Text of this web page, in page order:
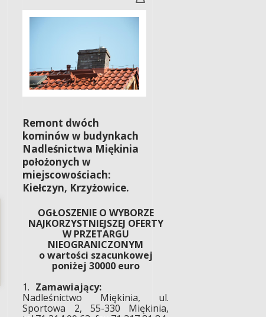
Remont dwóch
kominów w budynkach
Nadleśnictwa Miękinia
położonych w
miejscowościach:
Kiełczyn, Krzyżowice.
OGŁOSZENIE O WYBORZE
NAJKORZYSTNIEJSZEJ OFERTY
W PRZETARGU
NIEOGRANICZONYM
o wartości szacunkowej
poniżej 30000 euro
1. Zamawiający:
Nadleśnictwo Miękinia, ul.
Sportowa 2, 55-330 Miękinia,